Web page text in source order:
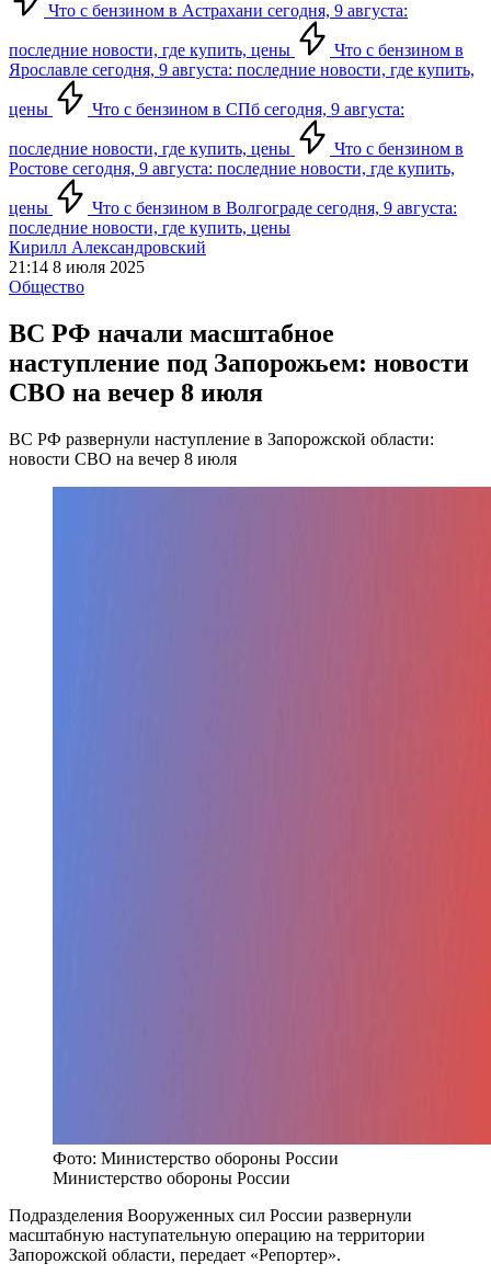
Что с бензином в Астрахани сегодня, 9 августа:
последние новости, где купить, цены
Что с бензином в
Ярославле сегодня, 9 августа: последние новости, где купить,
цены Что с бензином в СПб сегодня, 9 августа:
последние новости, где купить, цены
Что с бензином в
Ростове сегодня, 9 августа: последние новости, где купить,
цены
Что с бензином в Волгограде сегодня, 9 августа:
последние новости, где купить, цены
Кирилл Александровский
21:14 8 июля 2025
Общество
ВС РФ начали масштабное
наступление под Запорожьем: новости
СВО на вечер 8 июля
ВС РФ развернули наступление в Запорожской области:
новости СВО на вечер 8 июля
Фото: Министерство обороны России
Министерство обороны России
Подразделения Вооруженных сил России развернули
масштабную наступательную операцию на территории
Запорожской области, передает «Репортер».